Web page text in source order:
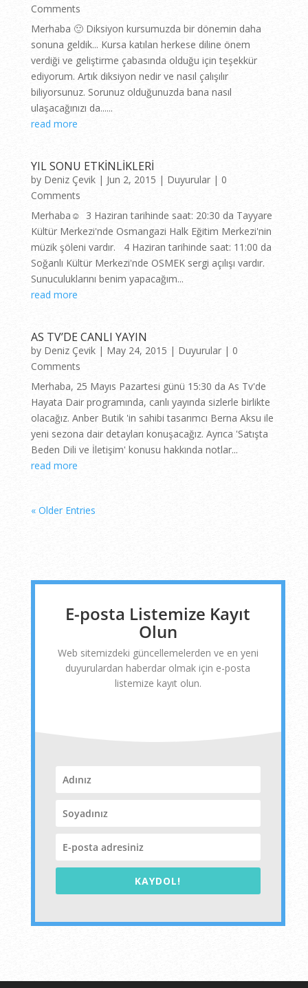
Comments
Merhaba 🙂 Diksiyon kursumuzda bir dönemin daha
sonuna geldik... Kursa katılan herkese diline önem
verdiği ve geliştirme çabasında olduğu için teşekkür
ediyorum. Artık diksiyon nedir ve nasıl çalışılır
biliyorsunuz. Sorunuz olduğunuzda bana nasıl
ulaşacağınızı da......
read more
YIL SONU ETKİNLİKLERİ
by Deniz Çevik| Jun 2, 2015 | Duyurular| 0
Comments
Merhaba☺ 3 Haziran tarihinde saat: 20:30 da Tayyare
Kültür Merkezi'nde Osmangazi Halk Eğitim Merkezi'nin
müzik şöleni vardır. 4 Haziran tarihinde saat: 11:00 da
Soğanlı Kültür Merkezi'nde OSMEK sergi açılışı vardır.
Sunuculuklarını benim yapacağım...
read more
AS TV’DE CANLI YAYIN
by Deniz Çevik| May 24, 2015 | Duyurular| 0
Comments
Merhaba, 25 Mayıs Pazartesi günü 15:30 da As Tv'de
Hayata Dair programında, canlı yayında sizlerle birlikte
olacağız. Anber Butik 'in sahibi tasarımcı Berna Aksu ile
yeni sezona dair detayları konuşacağız. Ayrıca 'Satışta
Beden Dili ve İletişim' konusu hakkında notlar...
read more
« Older Entries
E-posta Listemize Kayıt
Olun
Web sitemizdeki güncellemelerden ve en yeni
duyurulardan haberdar olmak için e-posta
listemize kayıt olun.
KAYDOL!